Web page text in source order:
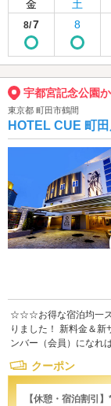
金 土
8/7 8
宇都宮記念公園
東京都 町田市鶴間
HOTEL CUE 町
☆☆☆お得な宿泊均一
りました！ 新料金＆新
ンバー（会員）になれ
クーポン
【休憩・宿泊割引